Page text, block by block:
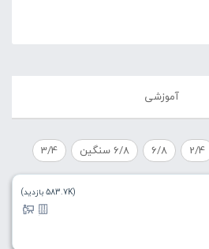
آموزشی
2/4
6/8 6/8 سنگین 3/4
(583.7K بازدید)